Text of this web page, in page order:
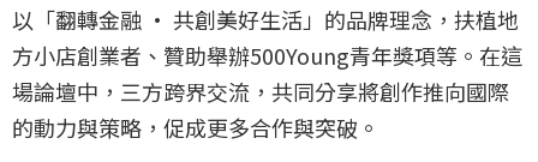
以「翻轉金融 · 共創美好生活」的品牌理念，扶植地
方小店創業者、贊助舉辦500Young青年獎項等。在這
場論壇中，三方跨界交流，共同分享將創作推向國際
的動力與策略，促成更多合作與突破。